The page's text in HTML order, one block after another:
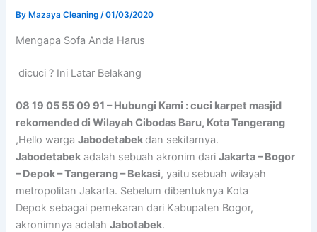
By Mazaya Cleaning/01/03/2020
Mеngара Sofa Andа Hаruѕ
dicuci ? Ini Latar Belakang
08 19 05 55 09 91 – Hubungi Kami : cuci karpet masjid
rekomended di Wilayah Cibodas Baru, Kota Tangerang
,Hello wargaJabodetabekdan sekitarnya.
Jabodetabek adalah sebuah akronim dariJakarta – Bogor
– Depok – Tangerang – Bekasi, yaitu sebuah wilayah
metropolitan Jakarta. Sebelum dibentuknya Kota
Depok sebagai pemekaran dari Kabupaten Bogor,
akronimnya adalahJabotabek.